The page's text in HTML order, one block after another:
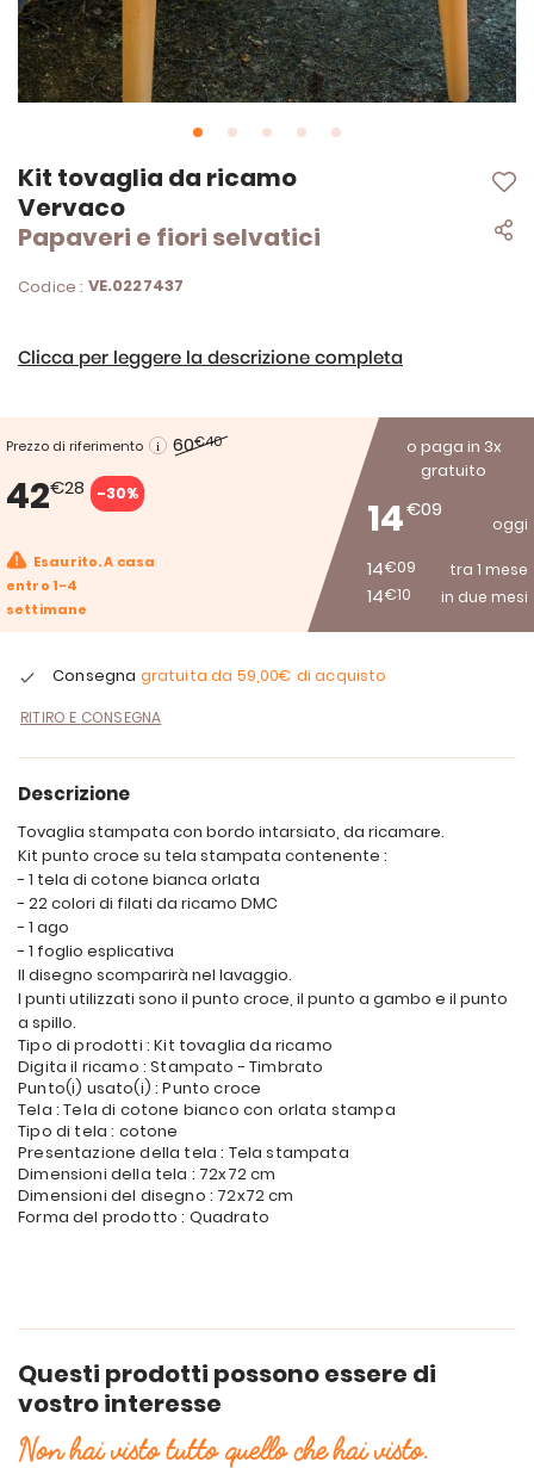
Kit tovaglia da ricamo
Vervaco
Papaveri e fiori selvatici
Codice : VE.0227437
Clicca per leggere la descrizione completa
Prezzo di riferimento 60€40
42€28 -30%
o paga in 3x
gratuito
14€09
oggi
14€09 tra 1 mese
14€10 in due mesi
Esaurito. A casa
entro 1-4
settimane
Consegna gratuita da 59,00€ di acquisto
RITIRO E CONSEGNA
Vai
all'inizio
della
galleria
immagini
Descrizione
Tovaglia stampata con bordo intarsiato, da ricamare.
Kit punto croce su tela stampata contenente :
- 1 tela di cotone bianca orlata
- 22 colori di filati da ricamo DMC
- 1 ago
- 1 foglio esplicativa
Il disegno scomparirà nel lavaggio.
I punti utilizzati sono il punto croce, il punto a gambo e il punto
a spillo.
Tipo di prodotti : Kit tovaglia da ricamo
Digita il ricamo : Stampato - Timbrato
Punto(i) usato(i) : Punto croce
Tela : Tela di cotone bianco con orlata stampa
Tipo di tela : cotone
Presentazione della tela : Tela stampata
Dimensioni della tela : 72x72 cm
Dimensioni del disegno : 72x72 cm
Forma del prodotto : Quadrato
Questi prodotti possono essere di
vostro interesse
Non hai visto tutto quello che hai visto.